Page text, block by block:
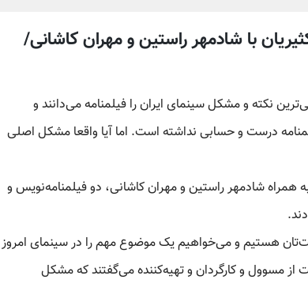
با شادمهر راستین و مهران‌ کاشانی/
نکته و مشکل سینمای ایران را فیلمنامه می‌دانند و
درست و حسابی نداشته است. اما آیا واقعا مشکل اصلی
همراه شادمهر راستین و مهران کاشانی، دو فیلمنامه‌نویس و
هستیم و می‌خواهیم یک موضوع مهم را در سینمای امروز
مسوول و کارگردان و تهیه‌کننده می‌گفتند که مشکل